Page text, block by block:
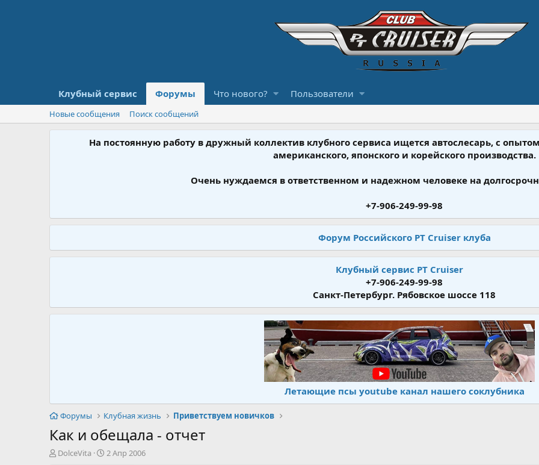
Клубный сервис Форумы Что нового? Пользователи
Новые сообщения Поиск сообщений
На постоянную работу в дружный коллектив клубного сервиса ищется автослесарь, с
американского, японского и корейского производства.
Очень нуждаемся в ответственном и надежном человеке на
+7-906-249-99-98
Форум Российского PT Cruiser клуба
Клубный сервис PT Cruiser
+7-906-249-99-98
Санкт-Петербург. Рябовское шоссе 118
Летающие псы youtube канал нашего соклубника
Форумы Клубная жизнь Приветствуем новичков
Как и обещала - отчет
А
DolceVita
Д
2 Апр 2006